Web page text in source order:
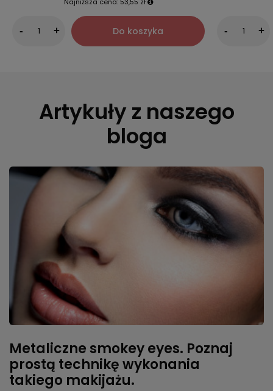
Najniższa cena: 53,55 zł
- + Do koszyka - +
Artykuły z naszego
bloga
Metaliczne smokey eyes. Poznaj
prostą technikę wykonania
takiego makijażu.